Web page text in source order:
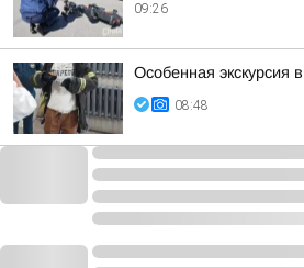
09:26
Особенная экскурсия
08:48